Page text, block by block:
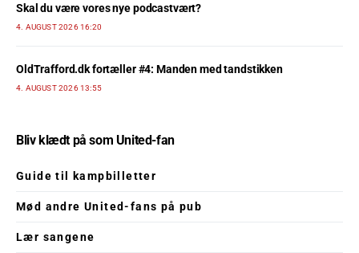
Skal du være vores nye podcastvært?
4. AUGUST 2026 16:20
OldTrafford.dk fortæller #4: Manden med tandstikken
4. AUGUST 2026 13:55
Bliv klædt på som United-fan
Guide til kampbilletter
Mød andre United-fans på pub
Lær sangene